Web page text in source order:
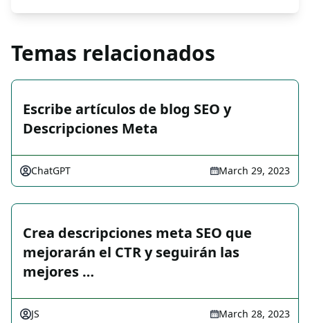
Temas relacionados
Escribe artículos de blog SEO y
Descripciones Meta
ChatGPT March 29, 2023
Crea descripciones meta SEO que
mejorarán el CTR y seguirán las
mejores …
JS March 28, 2023